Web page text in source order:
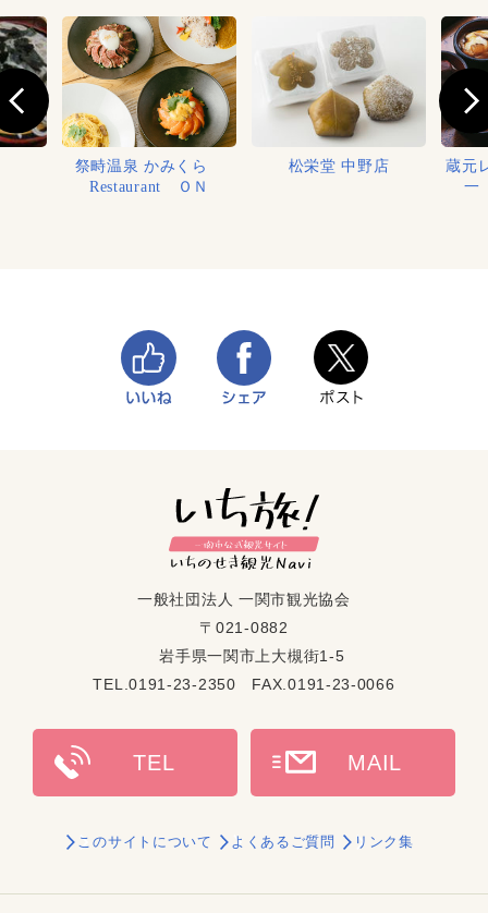
祭畤温泉 かみくら
Restaurant ＯＮ
松栄堂 中野店
蔵元
一
一般社団法人 一関市観光協会
〒021-0882
岩手県一関市上大槻街1-5
TEL.0191-23-2350 FAX.0191-23-0066
このサイトについて よくあるご質問 リンク集